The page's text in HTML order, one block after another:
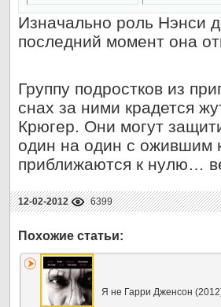
Изначально роль Нэнси
последний момент она
Группу подростков из
снах за ними крадется
Крюгер. Они могут
один на один с ожившим
приближаются к нулю…
12-02-2012 6399
Я не Гарри Дженсон